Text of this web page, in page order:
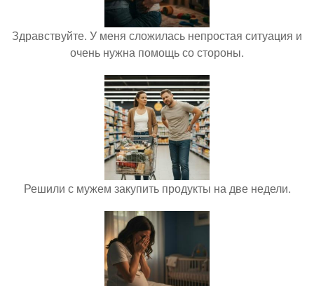
Здравствуйте. У меня сложилась непростая ситуация и
очень нужна помощь со стороны.
Решили с мужем закупить продукты на две недели.